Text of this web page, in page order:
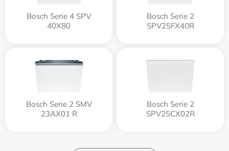
Bosch Serie 4 SPV
40X80
Bosch Serie 2
SPV25FX40R
Bosch Serie 2 SMV
23AX01 R
Bosch Serie 2
SPV25CX02R